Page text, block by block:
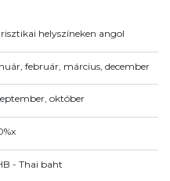
helyszíneken angol
február, március, december
október
- Thai baht